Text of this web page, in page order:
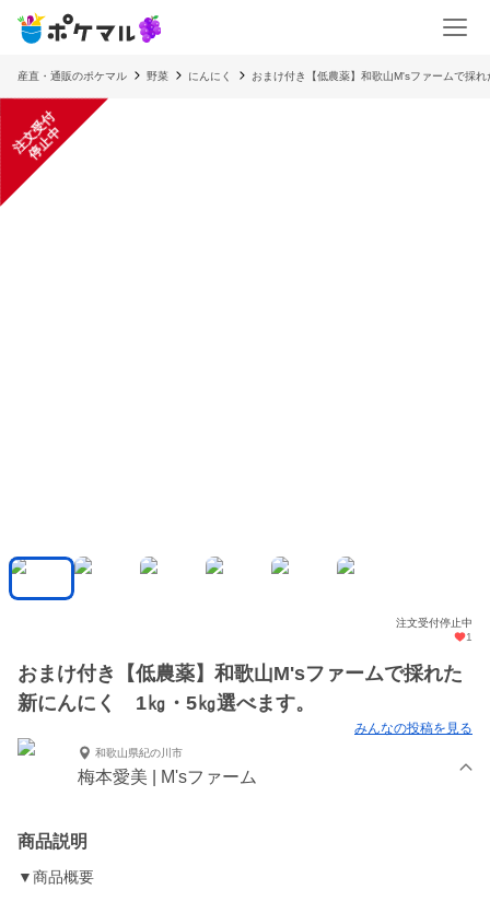
産直・通販のポケマル 野菜 にんにく おまけ付き【低農薬】和歌山M'sファームで採
注
文
受
付
停
止
中
注文受付停止中
1
おまけ付き【低農薬】和歌山M'sファームで採れた
新にんにく 1㎏・5㎏選べます。
みんなの投稿を見る
和歌山県紀の川市
梅本愛美 | M'sファーム
商品説明
▼商品概要